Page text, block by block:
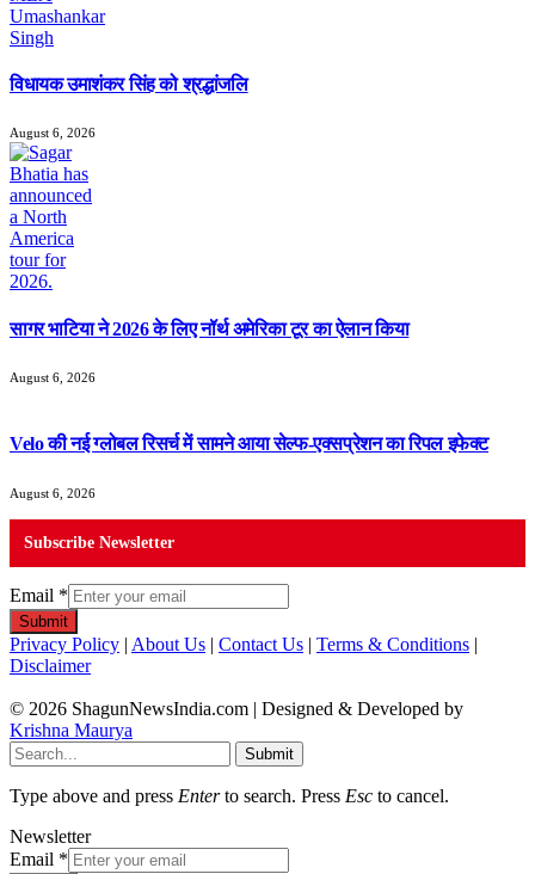
विधायक उमाशंकर सिंह को श्रद्धांजलि
August 6, 2026
सागर भाटिया ने 2026 के लिए नॉर्थ अमेरिका टूर का ऐलान किया
August 6, 2026
Velo की नई ग्लोबल रिसर्च में सामने आया सेल्फ-एक्सप्रेशन का रिपल इफेक्ट
August 6, 2026
Subscribe Newsletter
Email *
Submit
Privacy Policy | About Us | Contact Us | Terms & Conditions |
Disclaimer
© 2026 ShagunNewsIndia.com | Designed & Developed by
Krishna Maurya
Submit
Type above and press Enterto search. Press Esc to cancel.
Newsletter
Email *